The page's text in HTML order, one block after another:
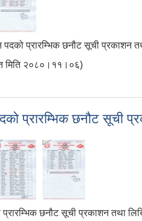
पदको प्रारम्भिक छनौट सूची प्रकाशन
मिति २०८०।११।०६)
प्रारम्भिक छनौट सूची
छनौट सूची प्रकाशन तथा